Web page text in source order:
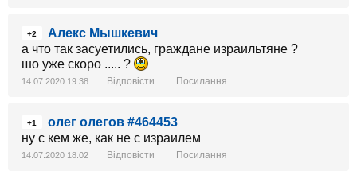
+2
Алекс Мышкевич
а что так засуетились, граждане израильтяне ?
шо уже скоро ..... ?
14.07.2020 19:38 Відповісти Посилання
+1
олег олегов #464453
ну с кем же, как не с израилем
14.07.2020 18:02 Відповісти Посилання